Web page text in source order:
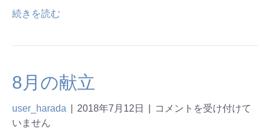
続きを読む
8月の献立
user_harada 2018年7月12日
コメントを受け付けて
いません